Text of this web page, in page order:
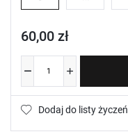
60,00 zł
Dodaj do listy życzeń